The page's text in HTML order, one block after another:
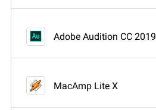
Adobe Audition CC 2019
MacAmp Lite X